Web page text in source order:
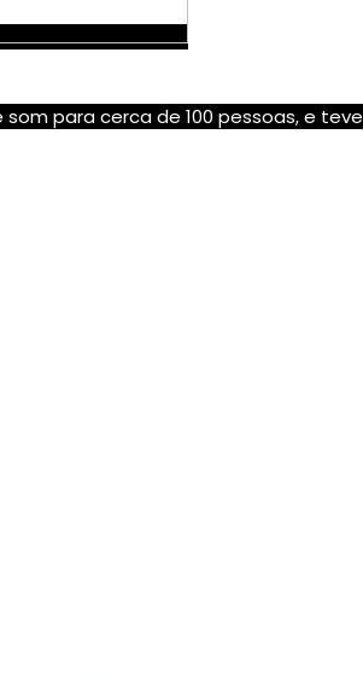
para cerca de 100 pessoas, e teve